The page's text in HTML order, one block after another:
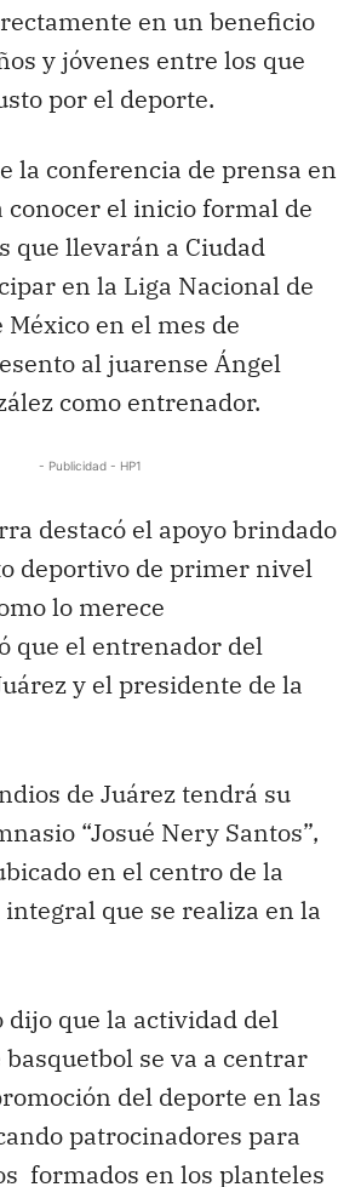
en un beneficio
y jóvenes entre los que
por el deporte.
la conferencia de prensa en
conocer el inicio formal de
que llevarán a Ciudad
en la Liga Nacional de
México en el mes de
al juarense Ángel
como entrenador.
- Publicidad - HP1
destacó el apoyo brindado
deportivo de primer nivel
lo merece
que el entrenador del
y el presidente de la
de Juárez tendrá su
“Josué Nery Santos”,
en el centro de la
que se realiza en la
dijo que la actividad del
se va a centrar
del deporte en las
patrocinadores para
formados en los planteles